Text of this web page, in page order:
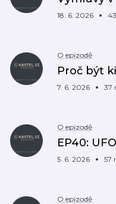
18. 6. 2026
O epizodě
Proč být
7. 6. 2026 37
O epizodě
EP40:
5. 6. 2026 57
O epizodě